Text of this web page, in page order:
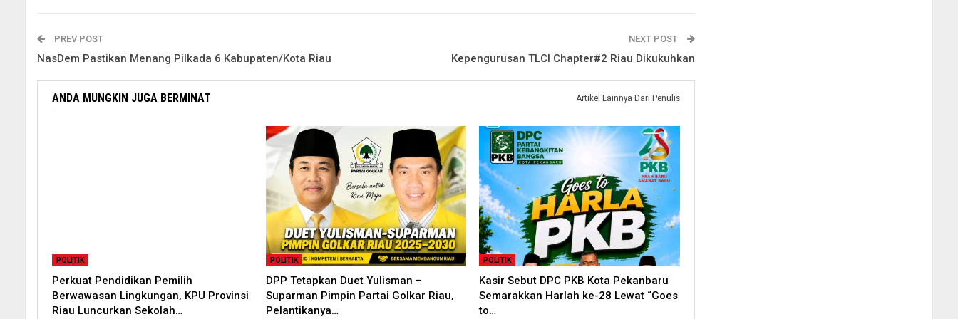
PREV POST
NasDem Pastikan Menang Pilkada 6 Kabupaten/Kota Riau
NEXT POST
Kepengurusan TLCI Chapter#2 Riau Dikukuhkan
ANDA MUNGKIN JUGA BERMINAT Artikel Lainnya Dari Penulis
POLITIK
Perkuat Pendidikan Pemilih
Berwawasan Lingkungan, KPU Provinsi
Riau Luncurkan Sekolah…
POLITIK
DPP Tetapkan Duet Yulisman –
Suparman Pimpin Partai Golkar Riau,
Pelantikanya…
POLITIK
Kasir Sebut DPC PKB Kota Pekanbaru
Semarakkan Harlah ke-28 Lewat “Goes
to…